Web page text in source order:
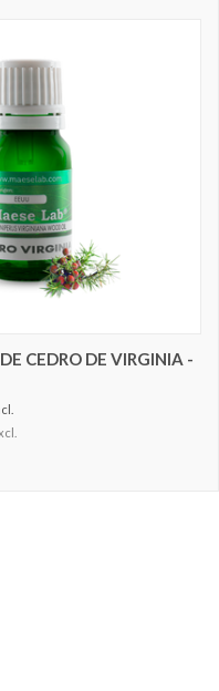
OPCIONES
CEDRO DE VIRGINIA -